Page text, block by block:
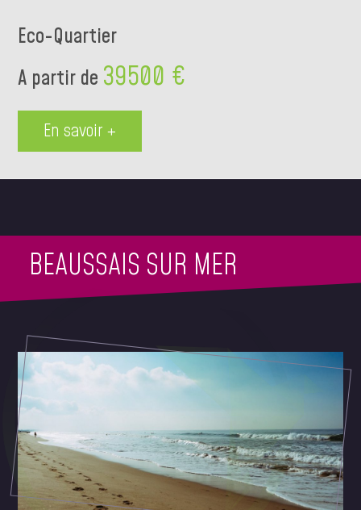
Eco-Quartier
A partir de 39500 €
En savoir +
BEAUSSAIS SUR MER